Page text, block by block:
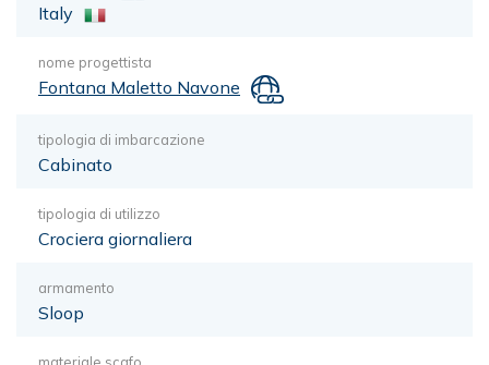
Italy
nome progettista
Fontana Maletto Navone
tipologia di imbarcazione
Cabinato
tipologia di utilizzo
Crociera giornaliera
armamento
Sloop